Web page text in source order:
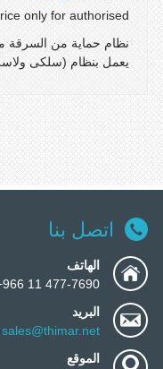
only for authorised
نظام حماية من السرقة
يعمل بنظام (سلكى
اتصل بنا
الهاتف
477-7690 11 966+
البريد
sales@thimar.net
الموقع